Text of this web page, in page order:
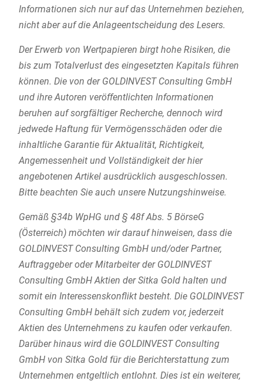
Informationen sich nur auf das Unternehmen beziehen,
nicht aber auf die Anlageentscheidung des Lesers.
Der Erwerb von Wertpapieren birgt hohe Risiken, die
bis zum Totalverlust des eingesetzten Kapitals führen
können. Die von der GOLDINVEST Consulting GmbH
und ihre Autoren veröffentlichten Informationen
beruhen auf sorgfältiger Recherche, dennoch wird
jedwede Haftung für Vermögensschäden oder die
inhaltliche Garantie für Aktualität, Richtigkeit,
Angemessenheit und Vollständigkeit der hier
angebotenen Artikel ausdrücklich ausgeschlossen.
Bitte beachten Sie auch unsere Nutzungshinweise.
Gemäß §34b WpHG und § 48f Abs. 5 BörseG
(Österreich) möchten wir darauf hinweisen, dass die
GOLDINVEST Consulting GmbH und/oder Partner,
Auftraggeber oder Mitarbeiter der GOLDINVEST
Consulting GmbH Aktien der Sitka Gold halten und
somit ein Interessenskonflikt besteht. Die GOLDINVEST
Consulting GmbH behält sich zudem vor, jederzeit
Aktien des Unternehmens zu kaufen oder verkaufen.
Darüber hinaus wird die GOLDINVEST Consulting
GmbH von Sitka Gold für die Berichterstattung zum
Unternehmen entgeltlich entlohnt. Dies ist ein weiterer,